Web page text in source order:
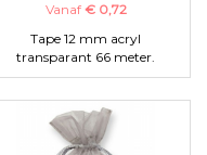
Vanaf € 0,72
Tape 12 mm acryl
transparant 66 meter.